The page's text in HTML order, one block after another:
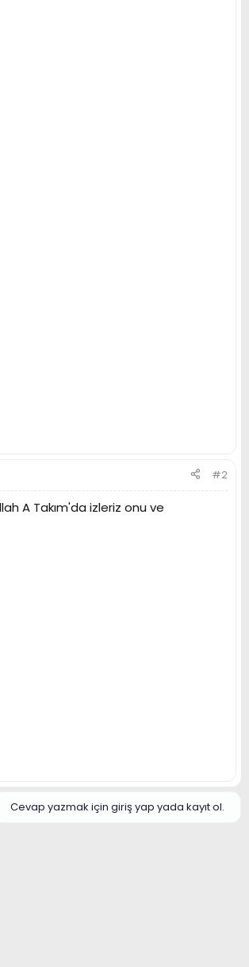
#2
A Takım'da izleriz onu ve
Cevap yazmak için giriş yap yada kayıt ol.